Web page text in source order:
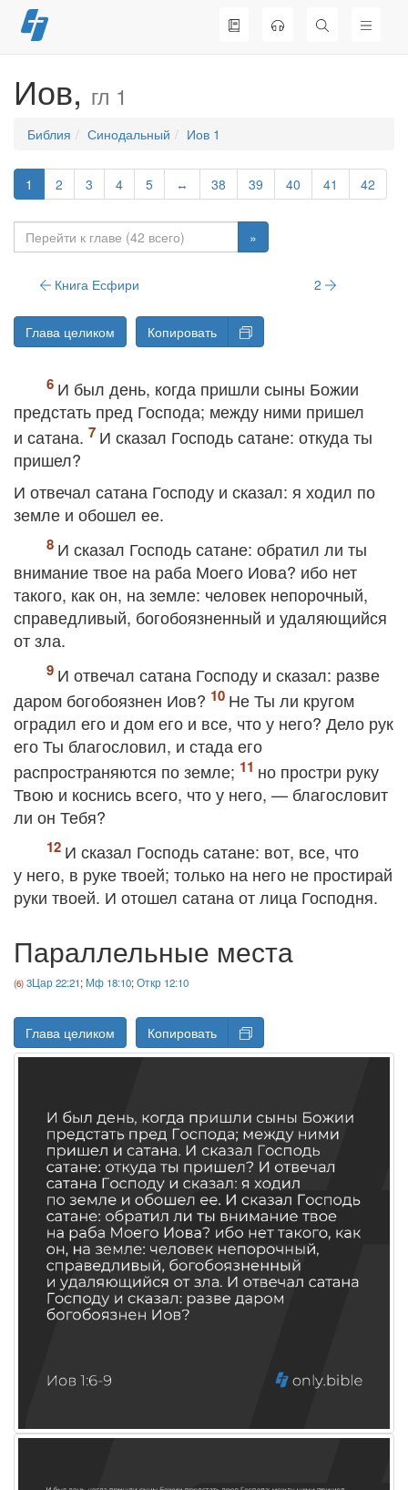
Перейти
к
Иов, гл 1
Библия Синодальный Иов 1
1 2 3 4 5 ↔ 38 39 40 41 42
»
Книга Есфири 2
Глава целиком Копировать
И был день, когда пришли сыны Божии
предстать пред Господа; между ними пришел
и сатана.
И сказал Господь сатане: откуда ты
пришел?
И отвечал сатана Господу и сказал: я ходил по
земле и обошел ее.
И сказал Господь сатане: обратил ли ты
внимание твое на раба Моего Иова? ибо нет
такого, как он, на земле: человек непорочный,
справедливый, богобоязненный и удаляющийся
от зла.
И отвечал сатана Господу и сказал: разве
даром богобоязнен Иов?
Не Ты ли кругом
оградил его и дом его и все, что у него? Дело рук
его Ты благословил, и стада его
распространяются по земле;
но простри руку
Твою и коснись всего, что у него, — благословит
ли он Тебя?
И сказал Господь сатане: вот, все, что
у него, в руке твоей; только на него не простирай
руки твоей. И отошел сатана от лица Господня.
Параллельные места
3Цар 22:21; Мф 18:10;Откр 12:10
Глава целиком Копировать